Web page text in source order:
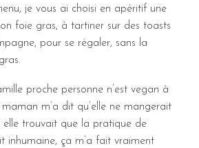
je vous ai choisi en apéritif une
foie gras, à tartiner sur des toasts
pour se régaler, sans la
proche personne n’est vegan à
m’a dit qu’elle ne mangerait
elle trouvait que la pratique de
inhumaine, ça m’a fait vraiment